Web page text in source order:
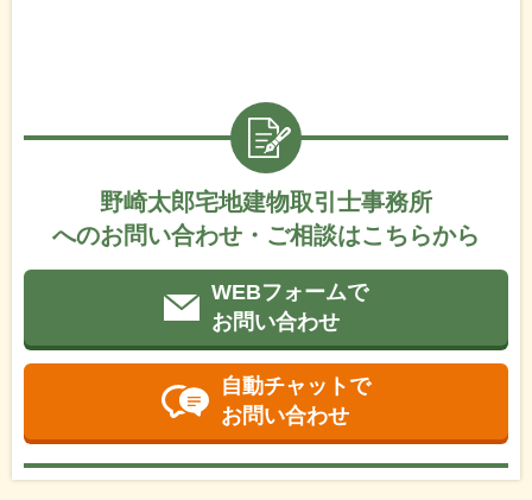
野崎太郎宅地建物取引士事務所
へのお問い合わせ・ご相談はこちらから
WEBフォームで
お問い合わせ
自動チャットで
お問い合わせ